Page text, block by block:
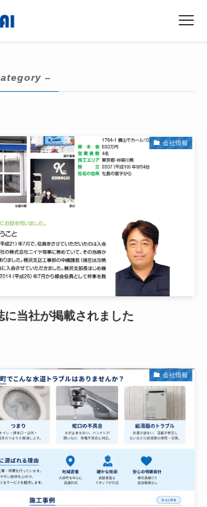
–
会社情報
に当社が掲載されました
会社情報